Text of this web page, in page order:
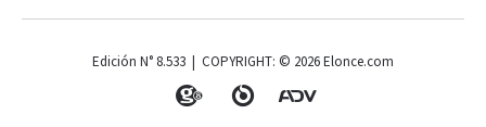
Edición N° 8.533 | COPYRIGHT: © 2026 Elonce.com